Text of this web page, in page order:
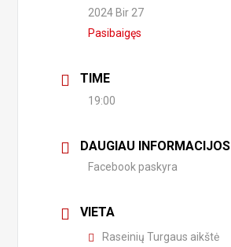
2024 Bir 27
Pasibaigęs
TIME
19:00
DAUGIAU INFORMACIJOS
Facebook paskyra
VIETA
Raseinių Turgaus aikštė